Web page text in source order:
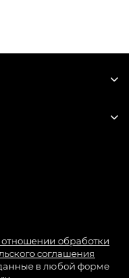
отношении обработки
соглашения
данные в любой форме